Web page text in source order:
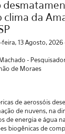
da
13 Agosto, 2026
-
de Moraes
de aerossóis
de nuvens, na
de energia e água
biogênicas de